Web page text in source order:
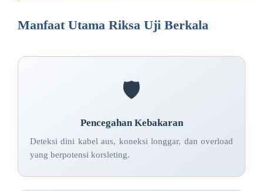
Manfaat Utama Riksa Uji Berkala
🛡️
Pencegahan Kebakaran
Deteksi dini kabel aus, koneksi longgar, dan overload
yang berpotensi korsleting.